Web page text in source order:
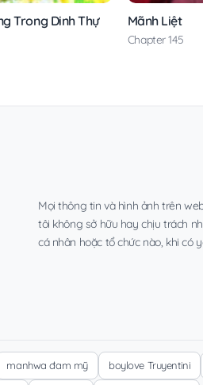
Trong Dinh Thự
Mãnh Liệt
Chapter 145
Mọi thông tin và hình ảnh trên
tôi không sở hữu hay chịu trách
cá nhân hoặc tổ chức nào, khi có
manhwa đam mỹ boylove Truyentini